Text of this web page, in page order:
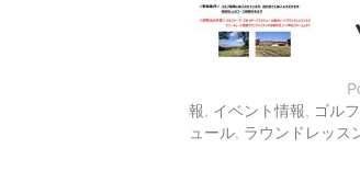
報, イベント情報, ゴル
ュール, ラウンドレッス